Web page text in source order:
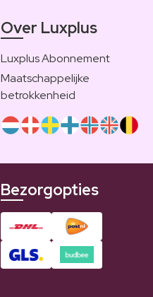
Over Luxplus
Luxplus Abonnement
Maatschappelijke
betrokkenheid
Bezorgopties